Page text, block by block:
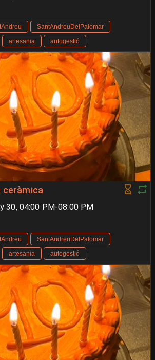
SantAndreuDelPalomar
artesania autogestió
ceràmica
30, 04:00 PM-08:00 PM
SantAndreuDelPalomar
artesania autogestió